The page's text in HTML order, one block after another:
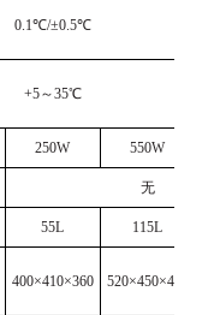
0.1℃/±0.5℃
+5～35℃
250W 550W
无
55L 115L
400×410×360 520×450×485